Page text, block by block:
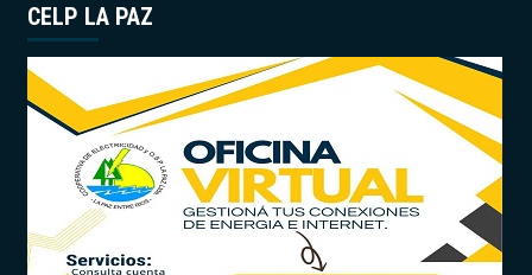
CELP LA PAZ